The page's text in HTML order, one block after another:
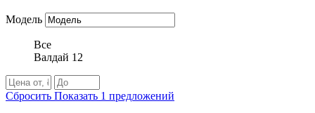
Модель
Все
Валдай 12
Сбросить Показать 1 предложений